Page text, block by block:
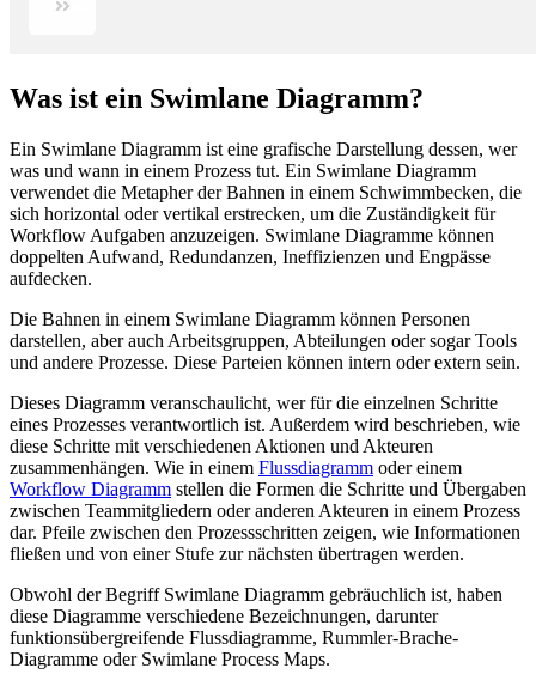
Was ist ein Swimlane Diagramm?
Ein Swimlane Diagramm ist eine grafische Darstellung dessen, wer
was und wann in einem Prozess tut. Ein Swimlane Diagramm
verwendet die Metapher der Bahnen in einem Schwimmbecken, die
sich horizontal oder vertikal erstrecken, um die Zuständigkeit für
Workflow Aufgaben anzuzeigen. Swimlane Diagramme können
doppelten Aufwand, Redundanzen, Ineffizienzen und Engpässe
aufdecken.
Die Bahnen in einem Swimlane Diagramm können Personen
darstellen, aber auch Arbeitsgruppen, Abteilungen oder sogar Tools
und andere Prozesse. Diese Parteien können intern oder extern sein.
Dieses Diagramm veranschaulicht, wer für die einzelnen Schritte
eines Prozesses verantwortlich ist. Außerdem wird beschrieben, wie
diese Schritte mit verschiedenen Aktionen und Akteuren
zusammenhängen. Wie in einem Flussdiagramm oder einem
Workflow Diagramm stellen die Formen die Schritte und Übergaben
zwischen Teammitgliedern oder anderen Akteuren in einem Prozess
dar. Pfeile zwischen den Prozessschritten zeigen, wie Informationen
fließen und von einer Stufe zur nächsten übertragen werden.
Obwohl der Begriff Swimlane Diagramm gebräuchlich ist, haben
diese Diagramme verschiedene Bezeichnungen, darunter
funktionsübergreifende Flussdiagramme, Rummler-Brache-
Diagramme oder Swimlane Process Maps.